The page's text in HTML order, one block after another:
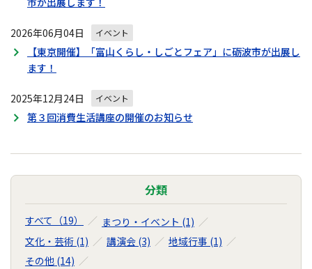
2026年06月04日 イベント
【東京開催】「富山くらし・しごとフェア」に砺波市が出展し
ます！
2025年12月24日 イベント
第３回消費生活講座の開催のお知らせ
分類
すべて（19）
まつり・イベント (1)
文化・芸術 (1)
講演会 (3)
地域行事 (1)
その他 (14)